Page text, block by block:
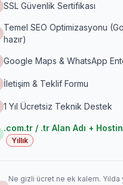
SSL Güvenlik Sertifikası
Temel SEO Optimizasyonu
hazır)
Google Maps & WhatsApp
İletişim & Teklif Formu
1 Yıl Ücretsiz Teknik Destek
.com.tr / .tr Alan Adı +
Yıllık
Ne gizli ücret ne ek kalem. Yılda